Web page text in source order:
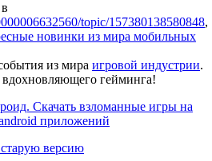
topic/157380138580848,
новинки из мира мобильных
из мира игровой индустрии.
гейминга!
Скачать взломанные игры на
приложений
версию